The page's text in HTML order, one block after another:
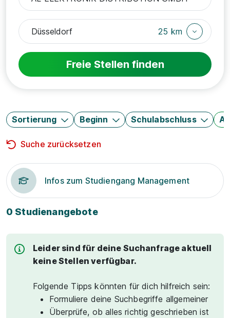
25 km
Freie Stellen finden
Sortierung Beginn Schulabschluss
Suche zurücksetzen
Infos zum Studiengang Management
0 Studienangebote
Leider sind für deine Suchanfrage aktuell
keine Stellen verfügbar.
Folgende Tipps könnten für dich hilfreich sein:
Formuliere deine Suchbegriffe allgemeiner
Überprüfe, ob alles richtig geschrieben ist